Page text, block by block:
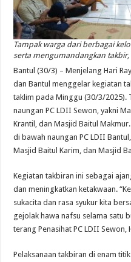
Tampak warga dari berbagai
serta mengumandangkan
Bantul (30/3) – Menjelang Hari
dan Bantul menggelar kegiatan
taklim pada Minggu (30/3/2025).
naungan PC LDII Sewon, yakni
Krantil, dan Masjid Baitul
di bawah naungan PC LDII
Masjid Baitul Karim, dan Masjid
Kegiatan takbiran ini sebagai
dan meningkatkan ketakwaan.
sukacita dan rasa syukur kita
gejolak hawa nafsu selama satu
terang Penasihat PC LDII Sewon,
Pelaksanaan takbiran di enam